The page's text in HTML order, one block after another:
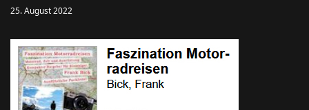
25. August 2022